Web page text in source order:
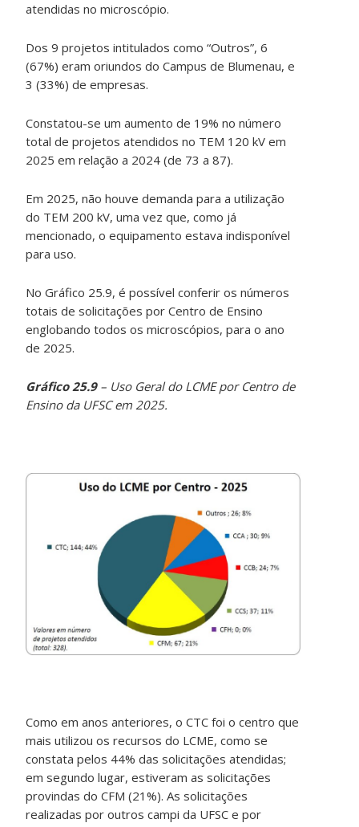
atendidas no microscópio.
Dos 9 projetos intitulados como “Outros”, 6
(67%) eram oriundos do Campus de Blumenau, e
3 (33%) de empresas.
Constatou-se um aumento de 19% no número
total de projetos atendidos no TEM 120 kV em
2025 em relação a 2024 (de 73 a 87).
Em 2025, não houve demanda para a utilização
do TEM 200 kV, uma vez que, como já
mencionado, o equipamento estava indisponível
para uso.
No Gráfico 25.9, é possível conferir os números
totais de solicitações por Centro de Ensino
englobando todos os microscópios, para o ano
de 2025.
Gráfico 25.9– Uso Geral do LCME por Centro de
Ensino da UFSC em 2025.
Como em anos anteriores, o CTC foi o centro que
mais utilizou os recursos do LCME, como se
constata pelos 44% das solicitações atendidas;
em segundo lugar, estiveram as solicitações
provindas do CFM (21%). As solicitações
realizadas por outros campi da UFSC e por